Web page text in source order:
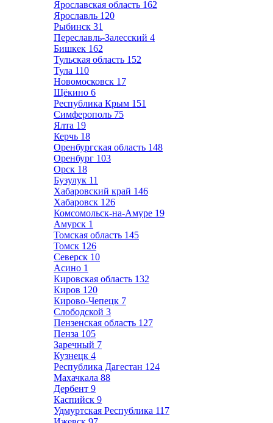
Ярославская область 162
Ярославль 120
Рыбинск 31
Переславль-Залесский 4
Бишкек 162
Тульская область 152
Тула 110
Новомосковск 17
Щёкино 6
Республика Крым 151
Симферополь 75
Ялта 19
Керчь 18
Оренбургская область 148
Оренбург 103
Орск 18
Бузулук 11
Хабаровский край 146
Хабаровск 126
Комсомольск-на-Амуре 19
Амурск 1
Томская область 145
Томск 126
Северск 10
Асино 1
Кировская область 132
Киров 120
Кирово-Чепецк 7
Слободской 3
Пензенская область 127
Пенза 105
Заречный 7
Кузнецк 4
Республика Дагестан 124
Махачкала 88
Дербент 9
Каспийск 9
Удмуртская Республика 117